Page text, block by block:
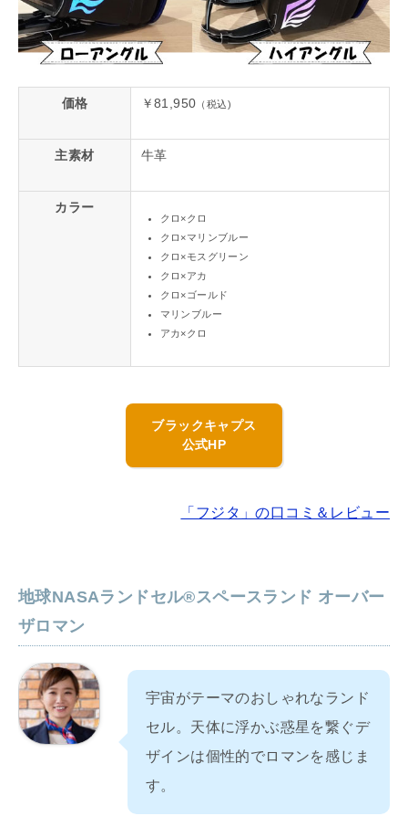
価格 ￥81,950 （税込)
主素材 牛革
カラー
クロ×クロ
クロ×マリンブルー
クロ×モスグリーン
クロ×アカ
クロ×ゴールド
マリンブルー
アカ×クロ
ブラックキャプス
公式HP
「フジタ」の口コミ＆レビュー
地球NASAランドセル®スペースランド オーバー
ザロマン
宇宙がテーマのおしゃれなランド
セル。天体に浮かぶ惑星を繋ぐデ
ザインは個性的でロマンを感じま
す。